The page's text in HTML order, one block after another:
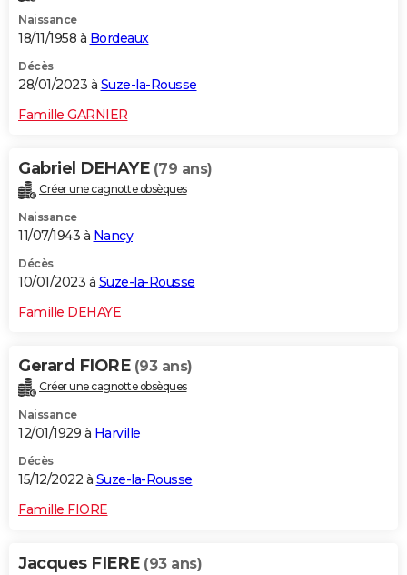
Naissance
18/11/1958 à Bordeaux
Décès
28/01/2023 à Suze-la-Rousse
Famille GARNIER
Gabriel DEHAYE (79 ans)
Créer une cagnotte obsèques
Naissance
11/07/1943 à Nancy
Décès
10/01/2023 à Suze-la-Rousse
Famille DEHAYE
Gerard FIORE (93 ans)
Créer une cagnotte obsèques
Naissance
12/01/1929 à Harville
Décès
15/12/2022 à Suze-la-Rousse
Famille FIORE
Jacques FIERE (93 ans)